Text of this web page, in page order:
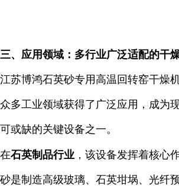
三、应用领域：多行业广泛适配的干
江苏博鸿石英砂专用高温回转窑干燥
众多工业领域获得了广泛应用，成为
可或缺的关键设备之一。
在石英制品行业 ，该设备发挥着核心
砂是制造高级玻璃、石英坩埚、光纤